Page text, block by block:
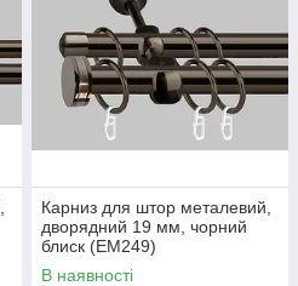
Карниз для штор металевий,
дворядний 19 мм, чорний
блиск (ЕМ249)
В наявності